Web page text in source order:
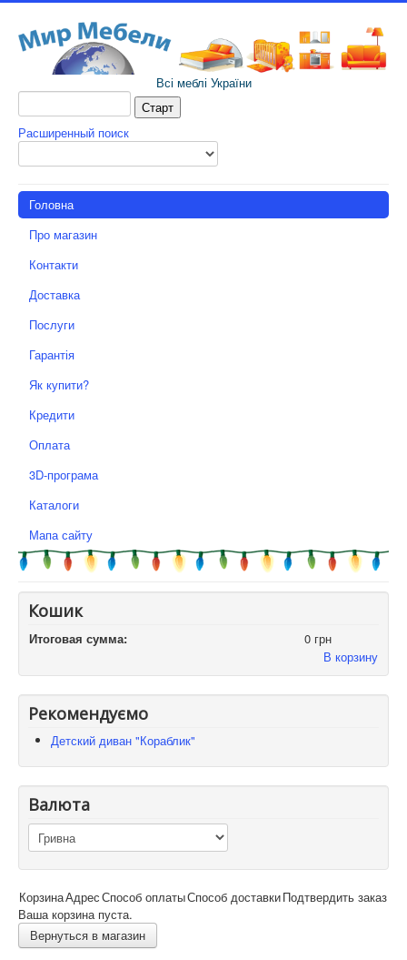
Всі меблі України
Расширенный поиск
Головна
Про магазин
Контакти
Доставка
Послуги
Гарантія
Як купити?
Кредити
Оплата
3D-програма
Каталоги
Мапа сайту
Кошик
Итоговая сумма:
0 грн
В корзину
Рекомендуємо
Детский диван "Кораблик"
Валюта
КорзинаАдресСпособ оплатыСпособ доставкиПодтвердить заказ
Ваша корзина пуста.
Вернуться в магазин